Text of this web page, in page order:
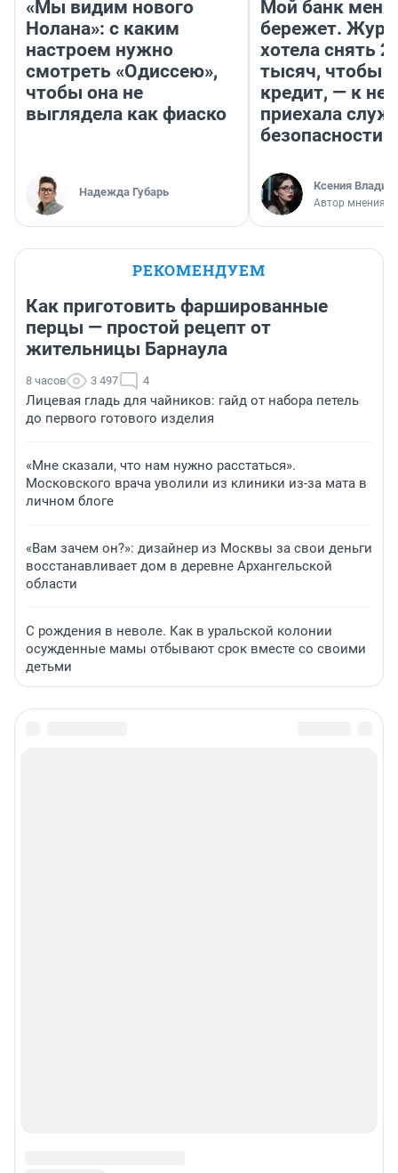
«Мы видим нового
Нолана»: с каким
настроем нужно
смотреть «Одиссею»,
чтобы она не
выглядела как фиаско
Надежда Губарь
Мой банк меня
бережет.
хотела снять
тысяч, чтобы
кредит, — к
приехала
безопасности
Ксения
Автор мнения
РЕКОМЕНДУЕМ
Как приготовить фаршированные
перцы — простой рецепт от
жительницы Барнаула
8 часов 3 497 4
Лицевая гладь для чайников: гайд от набора петель
до первого готового изделия
«Мне сказали, что нам нужно расстаться».
Московского врача уволили из клиники из-за мата в
личном блоге
«Вам зачем он?»: дизайнер из Москвы за свои деньги
восстанавливает дом в деревне Архангельской
области
С рождения в неволе. Как в уральской колонии
осужденные мамы отбывают срок вместе со своими
детьми